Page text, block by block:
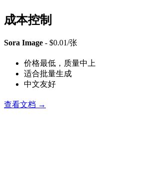
成本控制
Sora Image - $0.01/张
价格最低，质量中上
适合批量生成
中文友好
查看文档 →